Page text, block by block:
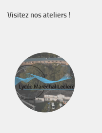
Visitez nos ateliers !